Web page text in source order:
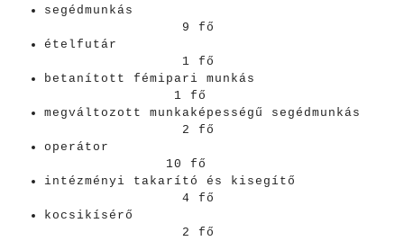
segédmunkás
9 fő
ételfutár
1 fő
betanított fémipari munkás
1 fő
megváltozott munkaképességű segédmunkás
2 fő
operátor
10 fő
intézményi takarító és kisegítő
4 fő
kocsikísérő
2 fő